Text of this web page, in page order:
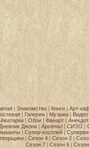
| Знакомство| Книги| Арт-
| Галереи | Музыка | Видео
Аватарки | Обои | Фанарт |
Дневник Джона| Арсенал| СИЗО |
| Супер-косплей |
| Сезон 4 | Сезон 2 |
Сезон 7| Сезон 6|